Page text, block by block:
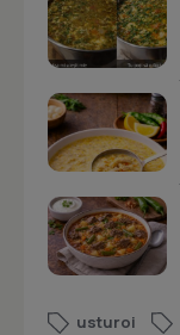
usturoi